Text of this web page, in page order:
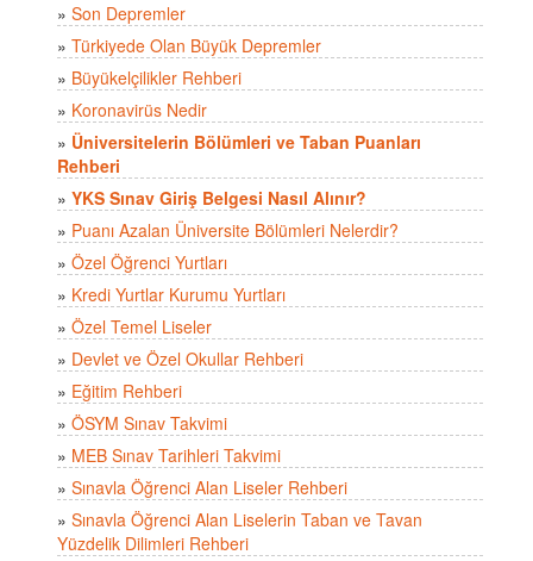
» Son Depremler
» Türkiyede Olan Büyük Depremler
» Büyükelçilikler Rehberi
» Koronavirüs Nedir
» Üniversitelerin Bölümleri ve Taban Puanları
Rehberi
» YKS Sınav Giriş Belgesi Nasıl Alınır?
» Puanı Azalan Üniversite Bölümleri Nelerdir?
» Özel Öğrenci Yurtları
» Kredi Yurtlar Kurumu Yurtları
» Özel Temel Liseler
» Devlet ve Özel Okullar Rehberi
» Eğitim Rehberi
» ÖSYM Sınav Takvimi
» MEB Sınav Tarihleri Takvimi
» Sınavla Öğrenci Alan Liseler Rehberi
» Sınavla Öğrenci Alan Liselerin Taban ve Tavan
Yüzdelik Dilimleri Rehberi